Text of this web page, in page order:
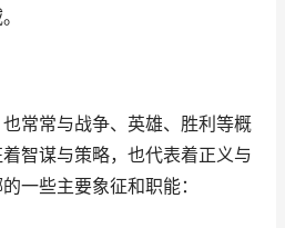
常常与战争、英雄、胜利等概
智谋与策略，也代表着正义与
一些主要象征和职能：